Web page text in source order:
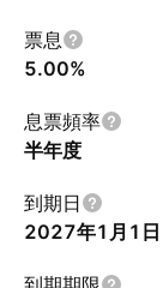
票息
5.00%
息票頻率
半年度
到期日
2027年1月1日